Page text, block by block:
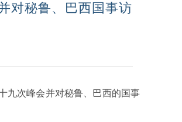
对秘鲁、巴西国事访
九次峰会并对秘鲁、巴西的国事